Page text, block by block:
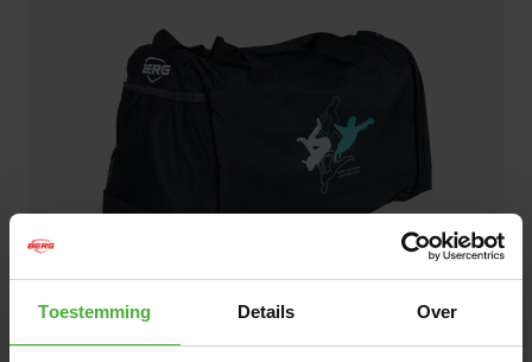
Toestemming Details Over
1/3